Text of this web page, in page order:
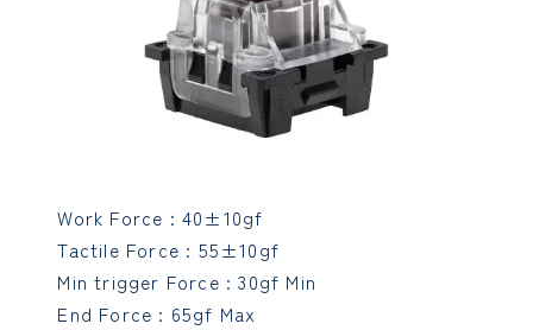
Work Force : 40±10gf
Tactile Force : 55±10gf
Min trigger Force : 30gf Min
End Force : 65gf Max